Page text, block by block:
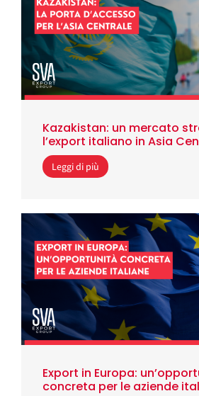
Kazakistan: un mercato
l’export italiano in Asia
Leggi di più
Export in Europa:
concreta per le aziende